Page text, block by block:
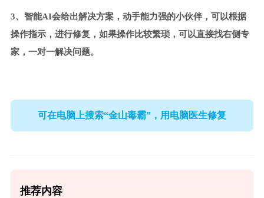
3、智能AI会给出解决方案，动手能力强的小伙伴，可以根据
操作指示，进行修复，如果操作比较繁琐，可以直接找右侧专
家，一对一解决问题。
可在电脑上搜索“金山毒霸”，用电脑医生修复
推荐内容